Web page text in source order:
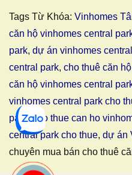
Tags Từ Khóa: Vinhomes
căn hộ vinhomes central
park, dự án vinhomes
central park, cho thuê căn
căn hộ vinhomes central
vinhomes central park cho
park,cho thue can ho
central park cho thue, dự án
chuyên mua bán cho thuê